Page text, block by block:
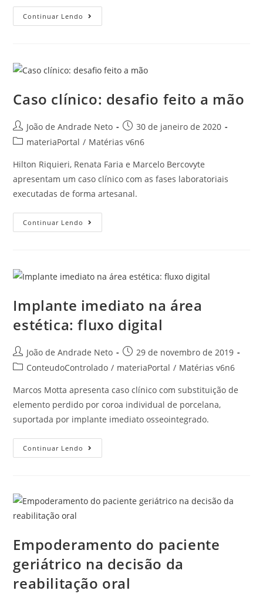
Continuar Lendo
Caso clínico: desafio feito a mão
João de Andrade Neto
30 de janeiro de 2020
materiaPortal / Matérias v6n6
Hilton Riquieri, Renata Faria e Marcelo Bercovyte
apresentam um caso clínico com as fases laboratoriais
executadas de forma artesanal.
Continuar Lendo
Implante imediato na área
estética: fluxo digital
João de Andrade Neto
29 de novembro de 2019
ConteudoControlado / materiaPortal / Matérias v6n6
Marcos Motta apresenta caso clínico com substituição de
elemento perdido por coroa individual de porcelana,
suportada por implante imediato osseointegrado.
Continuar Lendo
Empoderamento do paciente
geriátrico na decisão da
reabilitação oral